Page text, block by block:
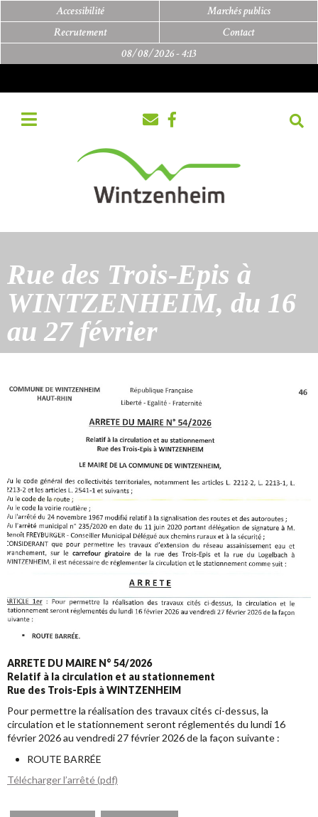
Accessibilité
Marchés publics
Recrutement
Contact
08/08/2026 -4:13
Rue des Trois-Epis à
WINTZENHEIM, du 16
au 27 février
ARRETE DU MAIRE N° 54/2026
Relatif à la circulation et au stationnement
Rue des Trois-Epis à WINTZENHEIM
Pour permettre la réalisation des travaux cités ci-dessus, la
circulation et le stationnement seront réglementés du lundi 16
février 2026 au vendredi 27 février 2026 de la façon suivante :
ROUTE BARRÉE
Télécharger l’arrêté (pdf)